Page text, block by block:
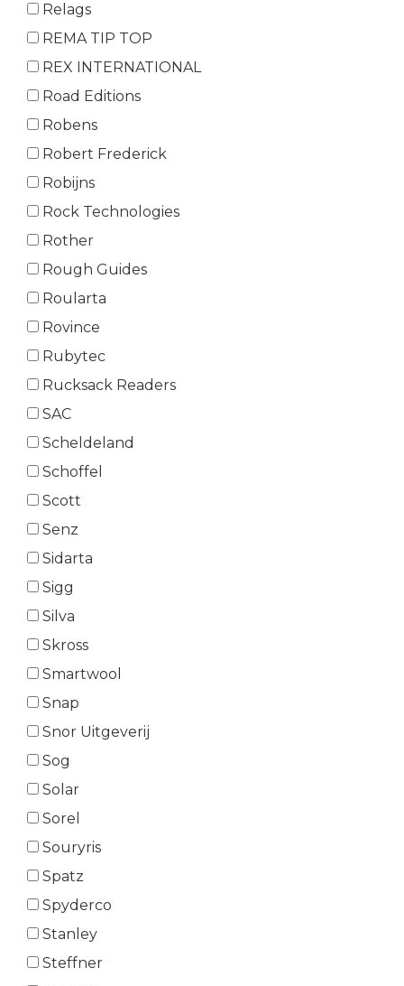
Relags
REMA TIP TOP
REX INTERNATIONAL
Road Editions
Robens
Robert Frederick
Robijns
Rock Technologies
Rother
Rough Guides
Roularta
Rovince
Rubytec
Rucksack Readers
SAC
Scheldeland
Schoffel
Scott
Senz
Sidarta
Sigg
Silva
Skross
Smartwool
Snap
Snor Uitgeverij
Sog
Solar
Sorel
Souryris
Spatz
Spyderco
Stanley
Steffner